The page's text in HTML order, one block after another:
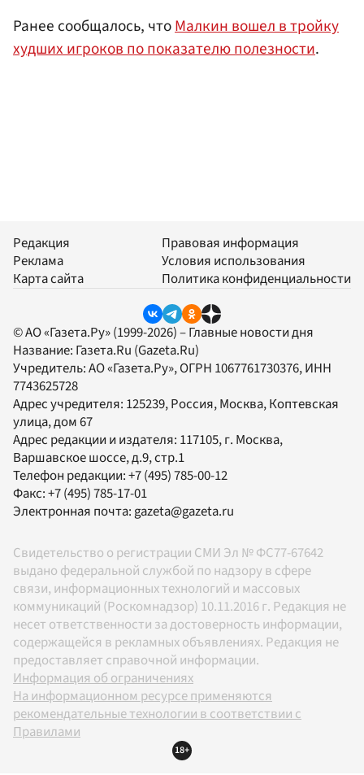
Ранее сообщалось, чтоМалкин вошел в тройку
худших игроков по показателю полезности.
Редакция
Реклама
Карта сайта
Правовая информация
Условия использования
Политика конфиденциальности
© АО «Газета.Ру» (1999-2026) – Главные новости дня
Название: Газета.Ru (Gazeta.Ru)
Учредитель:АО «Газета.Ру», ОГРН 1067761730376, ИНН
7743625728
Адрес учредителя: 125239, Россия, Москва, Коптевская
улица, дом 67
Адрес редакции и издателя: 117105, г. Москва,
Варшавское шоссе, д.9, стр.1
Телефон редакции:+7 (495) 785-00-12
Факс:+7 (495) 785-17-01
Электронная почта:gazeta@gazeta.ru
Свидетельство о регистрации СМИ Эл № ФС77-67642
выдано федеральной службой по надзору в сфере
связи, информационных технологий и массовых
коммуникаций (Роскомнадзор) 10.11.2016 г. Редакция не
несет ответственности за достоверность информации,
содержащейся в рекламных объявлениях. Редакция не
предоставляет справочной информации.
Информация об ограничениях
На информационном ресурсе применяются
рекомендательные технологии в соответствии с
Правилами
18+